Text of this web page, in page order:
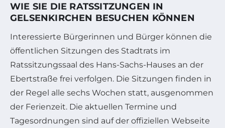
WIE SIE DIE RATSSITZUNGEN IN
GELSENKIRCHEN BESUCHEN KÖNNEN
Interessierte Bürgerinnen und Bürger können die
öffentlichen Sitzungen des Stadtrats im
Ratssitzungssaal des Hans-Sachs-Hauses an der
Ebertstraße frei verfolgen. Die Sitzungen finden in
der Regel alle sechs Wochen statt, ausgenommen
der Ferienzeit. Die aktuellen Termine und
Tagesordnungen sind auf der offiziellen Webseite